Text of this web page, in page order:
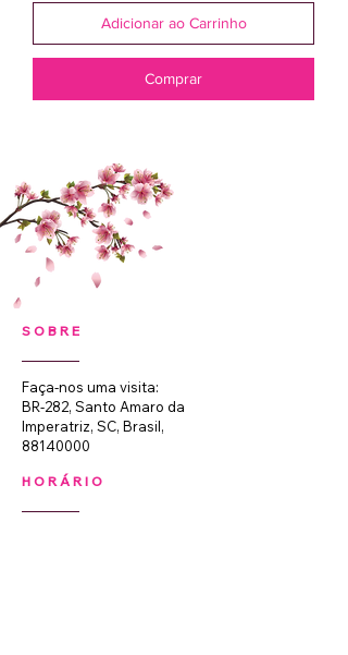
Adicionar ao Carrinho
Comprar
SOBRE
Faça-nos uma visita:
BR-282, Santo Amaro da
Imperatriz, SC, Brasil,
88140000
HORÁRIO